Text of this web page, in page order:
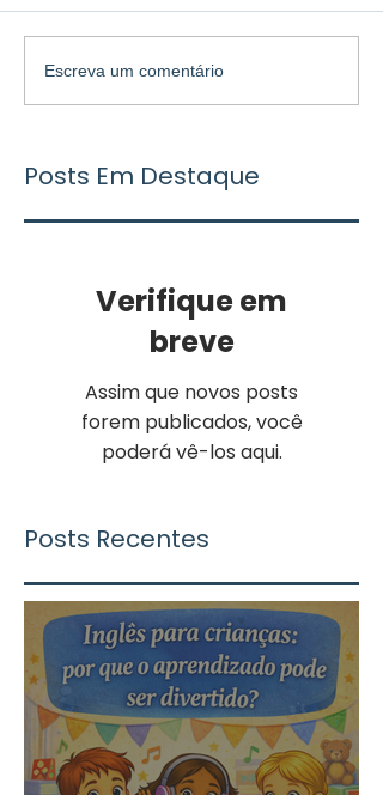
Escreva um comentário
Posts Em Destaque
Verifique em
breve
Assim que novos posts
forem publicados, você
poderá vê-los aqui.
Posts Recentes